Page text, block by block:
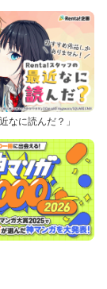
なに読んだ？」